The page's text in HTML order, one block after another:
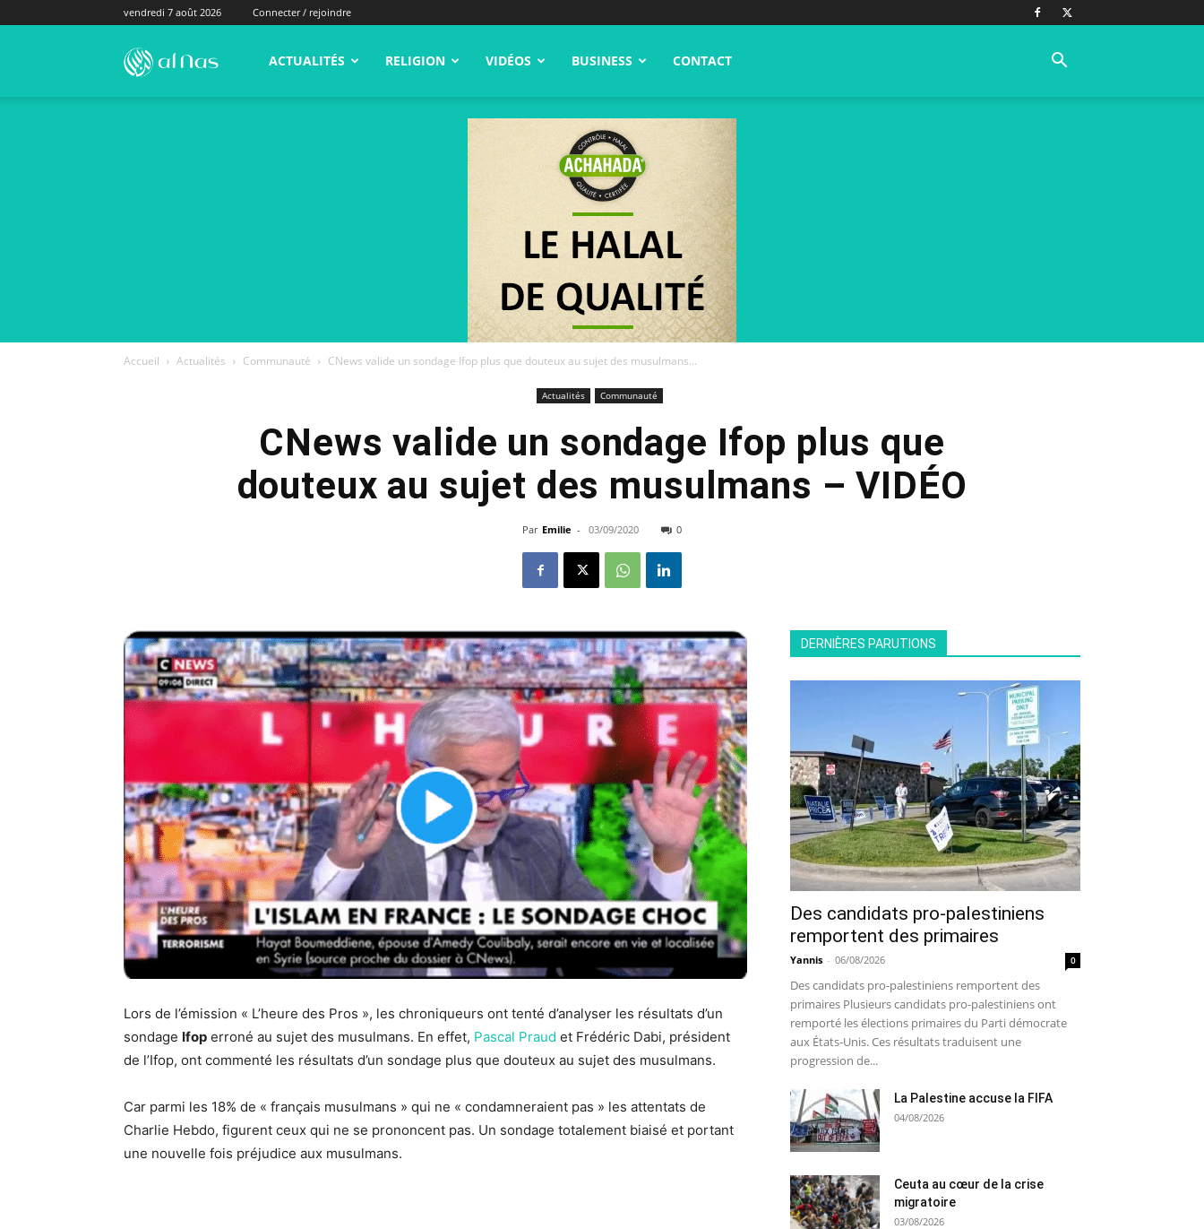
vendredi 7 août 2026 Connecter / rejoindre
alNas.fr ACTUALITÉS RELIGION VIDÉOS BUSINESS CONTACT
Accueil Actualités Communauté CNews valide un sondage Ifop plus que douteux au sujet des musulmans...
Actualités Communauté
CNews valide un sondage Ifop plus que
douteux au sujet des musulmans – VIDÉO
Par Emilie - 03/09/2020 0
Lors de l’émission « L’heure des Pros », les chroniqueurs ont tenté d’analyser les résultats d’un
sondage Ifop erroné au sujet des musulmans. En effet, Pascal Praud et Frédéric Dabi, président
de l’Ifop, ont commenté les résultats d’un sondage plus que douteux au sujet des musulmans.
Car parmi les 18% de « français musulmans » qui ne « condamneraient pas » les attentats de
Charlie Hebdo, figurent ceux qui ne se prononcent pas. Un sondage totalement biaisé et portant
une nouvelle fois préjudice aux musulmans.
DERNIÈRES PARUTIONS
Des candidats pro-palestiniens
remportent des primaires
Yannis - 06/08/2026 0
Des candidats pro-palestiniens remportent des
primaires Plusieurs candidats pro-palestiniens ont
remporté les élections primaires du Parti démocrate
aux États-Unis. Ces résultats traduisent une
progression de...
La Palestine accuse la FIFA
04/08/2026
Ceuta au cœur de la crise
migratoire
03/08/2026